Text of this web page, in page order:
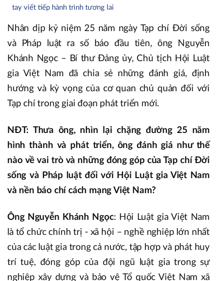
tay viết tiếp hành trình tương lai
Nhân dịp kỷ niệm 25 năm ngày Tạp chí Đời sống
và Pháp luật ra số báo đầu tiên, ông Nguyễn
Khánh Ngọc – Bí thư Đảng ủy, Chủ tịch Hội Luật
gia Việt Nam đã chia sẻ những đánh giá, định
hướng và kỳ vọng của cơ quan chủ quản đối với
Tạp chí trong giai đoạn phát triển mới.
NĐT: Thưa ông, nhìn lại chặng đường 25 năm
hình thành và phát triển, ông đánh giá như thế
nào về vai trò và những đóng góp của Tạp chí Đời
sống và Pháp luật đối với Hội Luật gia Việt Nam
và nền báo chí cách mạng Việt Nam?
Ông Nguyễn Khánh Ngọc: Hội Luật gia Việt Nam
là tổ chức chính trị - xã hội – nghề nghiệp lớn nhất
của các luật gia trong cả nước, tập hợp và phát huy
trí tuệ, đóng góp của đội ngũ luật gia trong sự
nghiệp xây dựng và bảo vệ Tổ quốc Việt Nam xã